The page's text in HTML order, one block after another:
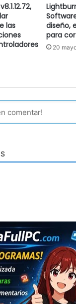
las
diseño,
para
20